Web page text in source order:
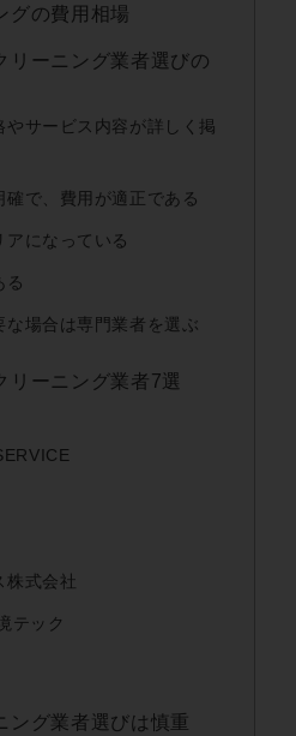
グの費用相場
リーニング業者選びの
やサービス内容が詳しく掲
確で、費用が適正である
アになっている
る
な場合は専門業者を選ぶ
リーニング業者7選
株式会社
テック
ング業者選びは慎重